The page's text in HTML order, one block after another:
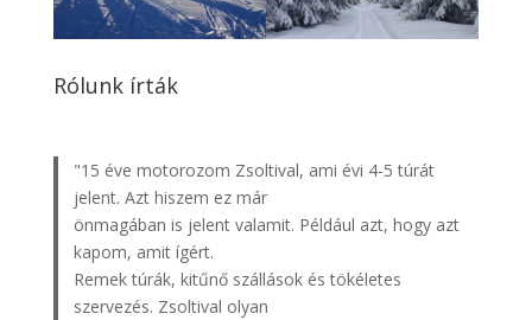
Rólunk írták
"15 éve motorozom Zsoltival, ami évi 4-5 túrát
jelent. Azt hiszem ez már
önmagában is jelent valamit. Például azt, hogy azt
kapom, amit ígért.
Remek túrák, kitűnő szállások és tökéletes
szervezés. Zsoltival olyan